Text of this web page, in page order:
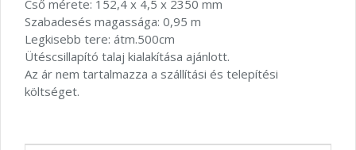
Cső mérete: 152,4 x 4,5 x 2350 mm
Szabadesés magassága: 0,95 m
Legkisebb tere: átm.500cm
Ütéscsillapító talaj kialakítása ajánlott.
Az ár nem tartalmazza a szállítási és telepítési
költséget.